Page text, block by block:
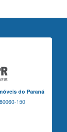
do Paraná
150